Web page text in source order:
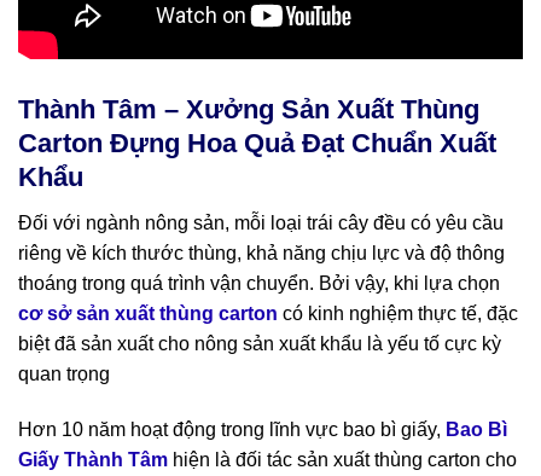
Thành Tâm – Xưởng Sản Xuất Thùng
Carton Đựng Hoa Quả Đạt Chuẩn Xuất
Khẩu
Đối với ngành nông sản, mỗi loại trái cây đều có yêu cầu
riêng về kích thước thùng, khả năng chịu lực và độ thông
thoáng trong quá trình vận chuyển. Bởi vậy, khi lựa chọn
cơ sở sản xuất thùng carton có kinh nghiệm thực tế, đặc
biệt đã sản xuất cho nông sản xuất khẩu là yếu tố cực kỳ
quan trọng
Hơn 10 năm hoạt động trong lĩnh vực bao bì giấy, Bao Bì
Giấy Thành Tâm hiện là đối tác sản xuất thùng carton cho